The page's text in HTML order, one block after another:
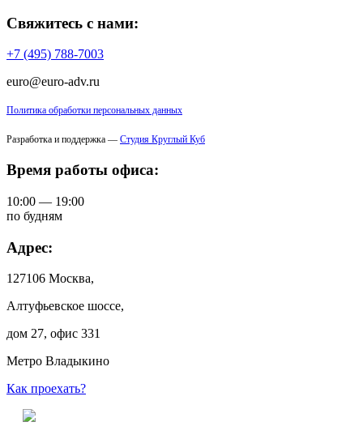
Свяжитесь с нами:
+7 (495) 788-7003
euro@euro-adv.ru
Политика обработки персональных данных
Разработка и поддержка — Студия Круглый Куб
Время работы офиса:
10:00 — 19:00
по будням
Адрес:
127106 Москва,
Алтуфьевское шоссе,
дом 27, офис 331
Метро Владыкино
Как проехать?